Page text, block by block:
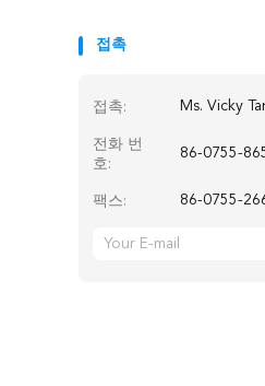
접촉
접촉: Ms. Vicky
전화 번
호:
86-0755-
팩스: 86-0755-